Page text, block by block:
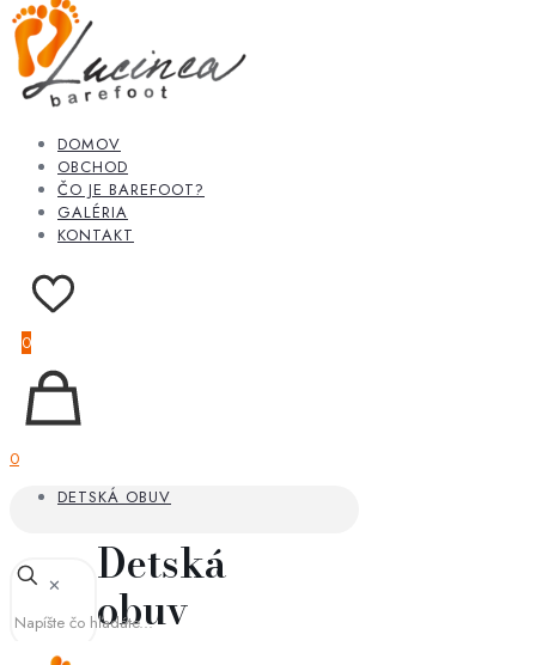
DOMOV
OBCHOD
ČO JE BAREFOOT?
GALÉRIA
KONTAKT
0
0
DETSKÁ OBUV
Detská
obuv
✕